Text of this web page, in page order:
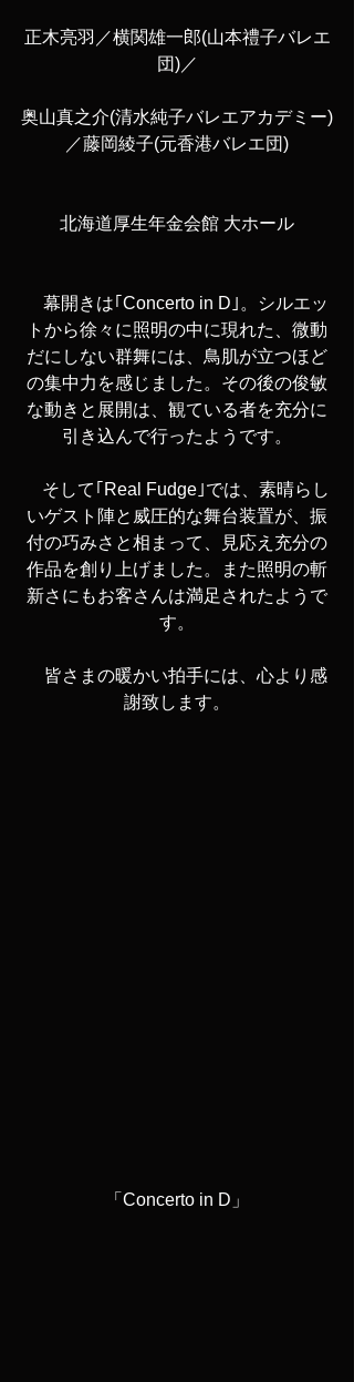
正木亮羽／横関雄一郎(山本禮子バレエ
団)／
奥山真之介(清水純子バレエアカデミー)
／藤岡綾子(元香港バレエ団)
北海道厚生年金会館 大ホール
幕開きは｢Concerto in D｣。シルエッ
トから徐々に照明の中に現れた、微動
だにしない群舞には、鳥肌が立つほど
の集中力を感じました。その後の俊敏
な動きと展開は、観ている者を充分に
引き込んで行ったようです。
そして｢Real Fudge｣では、素晴らし
いゲスト陣と威圧的な舞台装置が、振
付の巧みさと相まって、見応え充分の
作品を創り上げました。また照明の斬
新さにもお客さんは満足されたようで
す。
皆さまの暖かい拍手には、心より感
謝致します。
「Concerto in D」